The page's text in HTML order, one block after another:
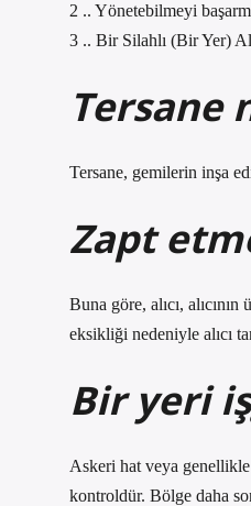
2 .. Yönetebilmeyi
3 .. Bir Silahlı (Bir Yer)
Tersane
Tersane, gemilerin inşa
Zapt
Buna göre, alıcı,
eksikliği nedeniyle alıcı
Bir yeri
Askeri hat veya
kontroldür. Bölge daha